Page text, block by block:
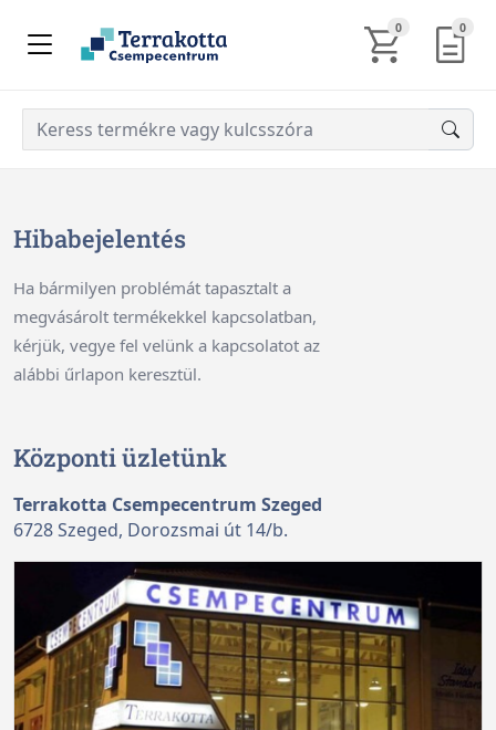
0KOSÁR 0
Hibabejelentés
Ha bármilyen problémát tapasztalt a
megvásárolt termékekkel kapcsolatban,
kérjük, vegye fel velünk a kapcsolatot az
alábbi űrlapon keresztül.
Központi üzletünk
Terrakotta Csempecentrum Szeged
6728 Szeged, Dorozsmai út 14/b.